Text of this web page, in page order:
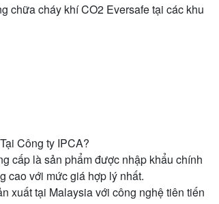
chữa cháy khí CO2 Eversafe tại các khu
Công ty IPCA?
cấp là sản phẩm được nhập khẩu chính
cao với mức giá hợp lý nhất.
xuất tại Malaysia với công nghệ tiên tiến